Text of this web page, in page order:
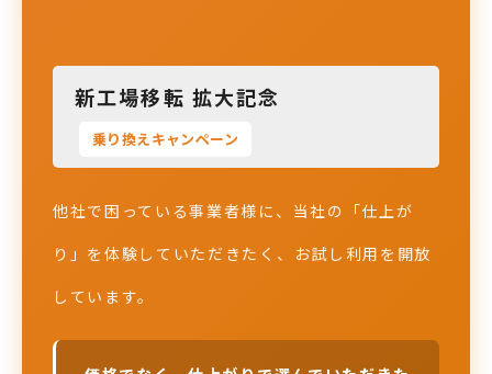
新工場移転 拡大記念
乗り換えキャンペーン
他社で困っている事業者様に、当社の「仕上が
り」を体験していただきたく、お試し利用を開放
しています。